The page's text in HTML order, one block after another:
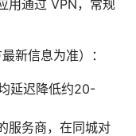
用通过 VPN，常规
新信息为准）：
延迟降低约20-
服务商，在同城对